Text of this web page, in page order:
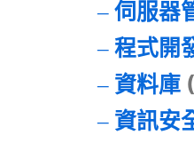
伺服器
程式開
資料庫
資訊安